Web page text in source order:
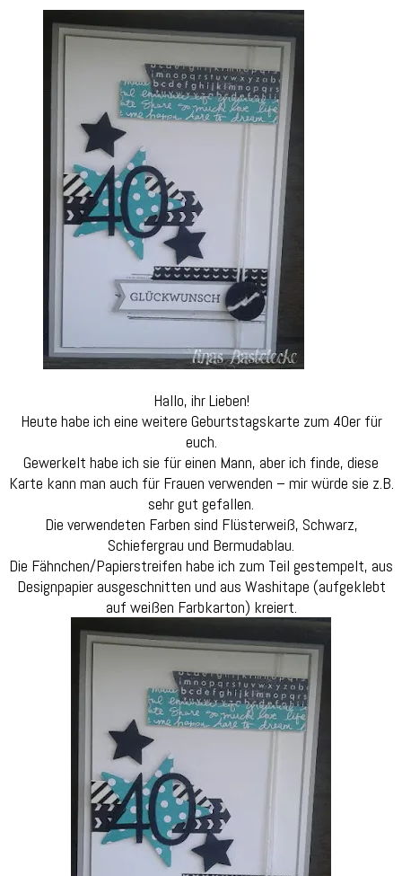
Hallo, ihr Lieben!
Heute habe ich eine weitere Geburtstagskarte zum 40er für
euch.
Gewerkelt habe ich sie für einen Mann, aber ich finde, diese
Karte kann man auch für Frauen verwenden – mir würde sie z.B.
sehr gut gefallen.
Die verwendeten Farben sind Flüsterweiß, Schwarz,
Schiefergrau und Bermudablau.
Die Fähnchen/Papierstreifen habe ich zum Teil gestempelt, aus
Designpapier ausgeschnitten und aus Washitape (aufgeklebt
auf weißen Farbkarton) kreiert.